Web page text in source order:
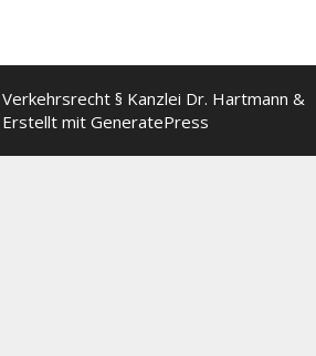
§ Kanzlei Dr. Hartmann &
mit GeneratePress